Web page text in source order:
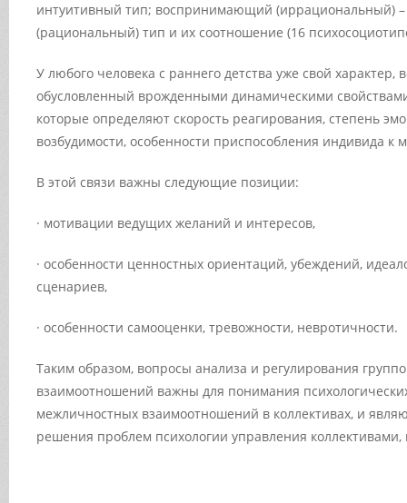
интуитивный тип; воспринимающий (иррациональный)
(рациональный) тип и их соотношение (16
У любого человека с раннего детства уже свой характер,
обусловленный врожденными динамическими
которые определяют скорость реагирования, степень
возбудимости, особенности приспособления индивида к
В этой связи важны следующие позиции:
· мотивации ведущих желаний и интересов,
· особенности ценностных ориентаций, убеждений,
сценариев,
· особенности самооценки, тревожности, невротичности.
Таким образом, вопросы анализа и регулирования
взаимоотношений важны для понимания
межличностных взаимоотношений в коллективах, и
решения проблем психологии управления